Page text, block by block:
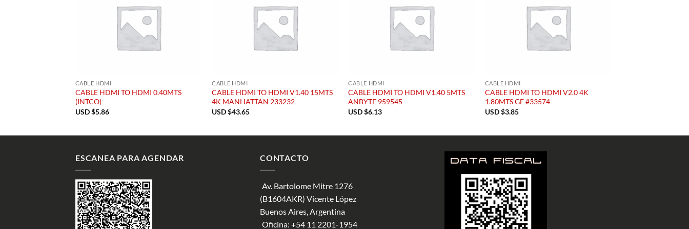
CABLE HDMI
CABLE HDMI TO HDMI 0.40MTS
(INTCO)
USD $5.86
CABLE HDMI
CABLE HDMI TO HDMI V1.40 15MTS
4K MANHATTAN 233232
USD $43.65
CABLE HDMI
CABLE HDMI TO HDMI V1.40 5MTS
ANBYTE 959545
USD $6.13
CABLE HDMI
CABLE HDMI TO HDMI V2.0 4K
1.80MTS GE #33574
USD $3.85
ESCANEA PARA AGENDAR CONTACTO
Av. Bartolome Mitre 1276
(B1604AKR) Vicente López
Buenos Aires, Argentina
Oficina: +54 11 2201-1954